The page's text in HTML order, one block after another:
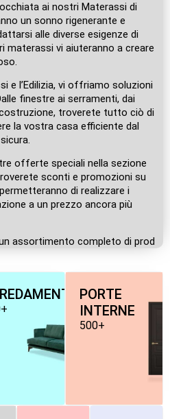
ai nostri Materassi di
un sonno rigenerante e
alle diverse esigenze di
vi aiuteranno a creare
e l’Edilizia, vi offriamo soluzioni
finestre ai serramenti, dai
troverete tutto ciò di
la vostra casa efficiente dal
offerte speciali nella sezione
sconti e promozioni su
di realizzare i
a un prezzo ancora più
assortimento completo di prod
PORTE
INTERNE
500+